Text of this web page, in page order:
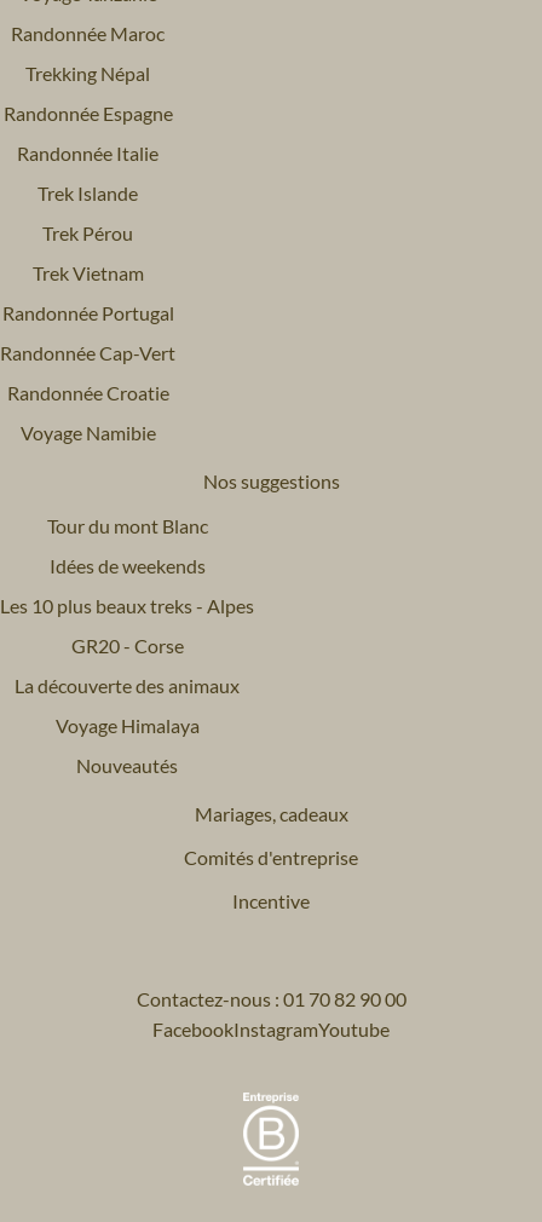
que nous apportons aux diverses associations que
Entreprise :Il s’agit du montant qui reste dans
nouveaux projets et développer des nouveaux
voyages.
Randonnée Maroc
Trekking Népal
Randonnée Espagne
Randonnée Italie
Trek Islande
Trek Pérou
Trek Vietnam
Randonnée Portugal
Randonnée Cap-Vert
Randonnée Croatie
Voyage Namibie
Nos suggestions
Tour du mont Blanc
Idées de weekends
Les 10 plus beaux treks - Alpes
GR20 - Corse
La découverte des animaux
Voyage Himalaya
Nouveautés
Mariages, cadeaux
Comités d'entreprise
Incentive
Contactez-nous : 01 70 82 90 00
FacebookInstagramYoutube